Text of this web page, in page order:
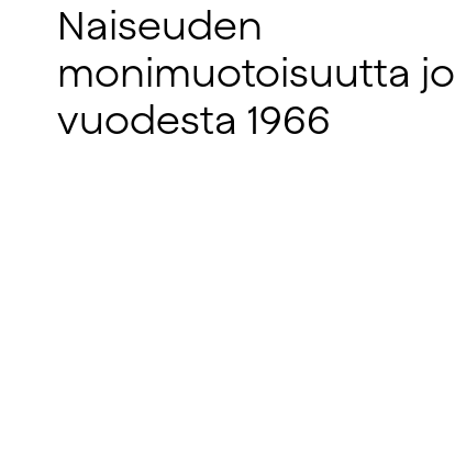
Naiseuden
monimuotoisuutta jo
vuodesta 1966